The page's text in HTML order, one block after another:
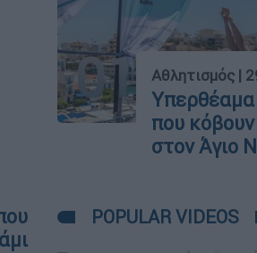
01 Αθλητισμός |
Yπερθέαμα
που
στον Άγιο
POPULAR VIDEOS